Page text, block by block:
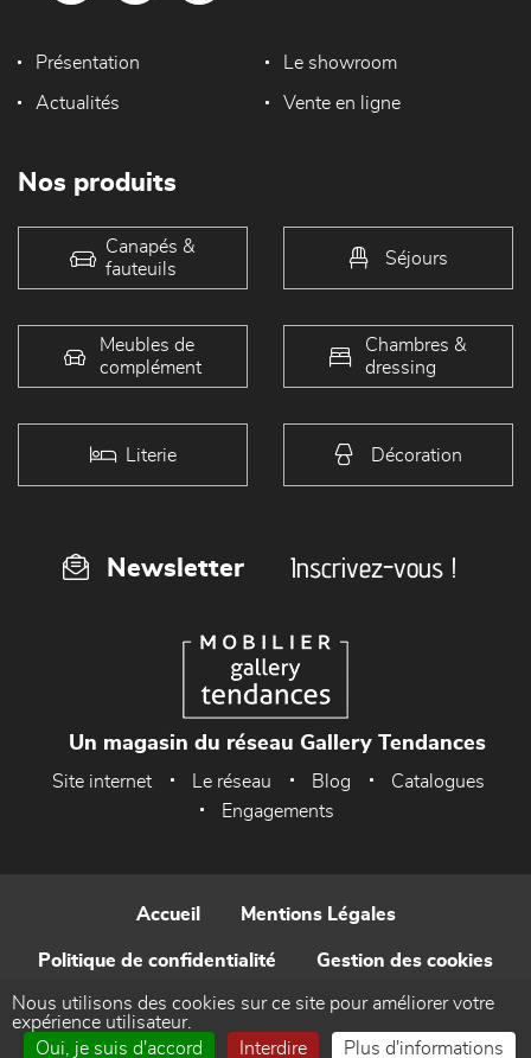
Présentation Le showroom
Actualités Vente en ligne
Nos produits
Canapés &
fauteuils
Séjours
Meubles de
complément
Chambres &
dressing
Literie Décoration
Newsletter Inscrivez-vous !
Un magasin du réseau Gallery Tendances
Site internet Le réseau Blog
Catalogues
Engagements
Accueil Mentions Légales
Politique de confidentialité Gestion des cookies
Contact
Nous utilisons des cookies sur ce site pour améliorer votre
expérience utilisateur.
Oui, je suis d'accord
Interdire Plus d'informations